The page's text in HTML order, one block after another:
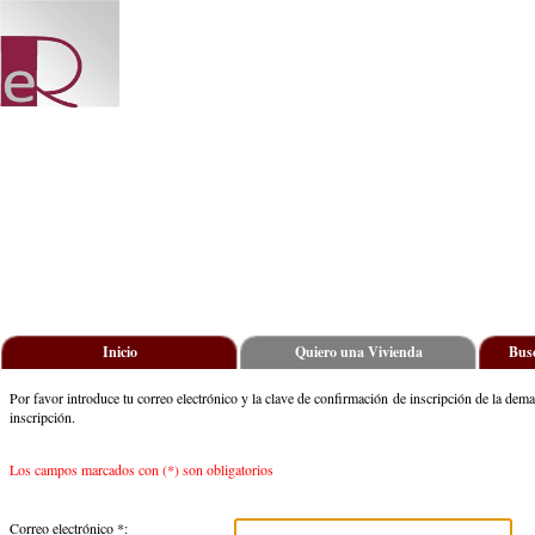
Inicio Quiero una Vivienda
Por favor introduce tu correo electrónico y la clave de confirmación de inscripción de la
inscripción.
Los campos marcados con (*) son obligatorios
Correo electrónico *: